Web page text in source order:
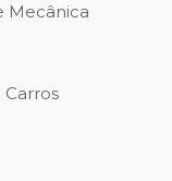
Mecânica
Carros